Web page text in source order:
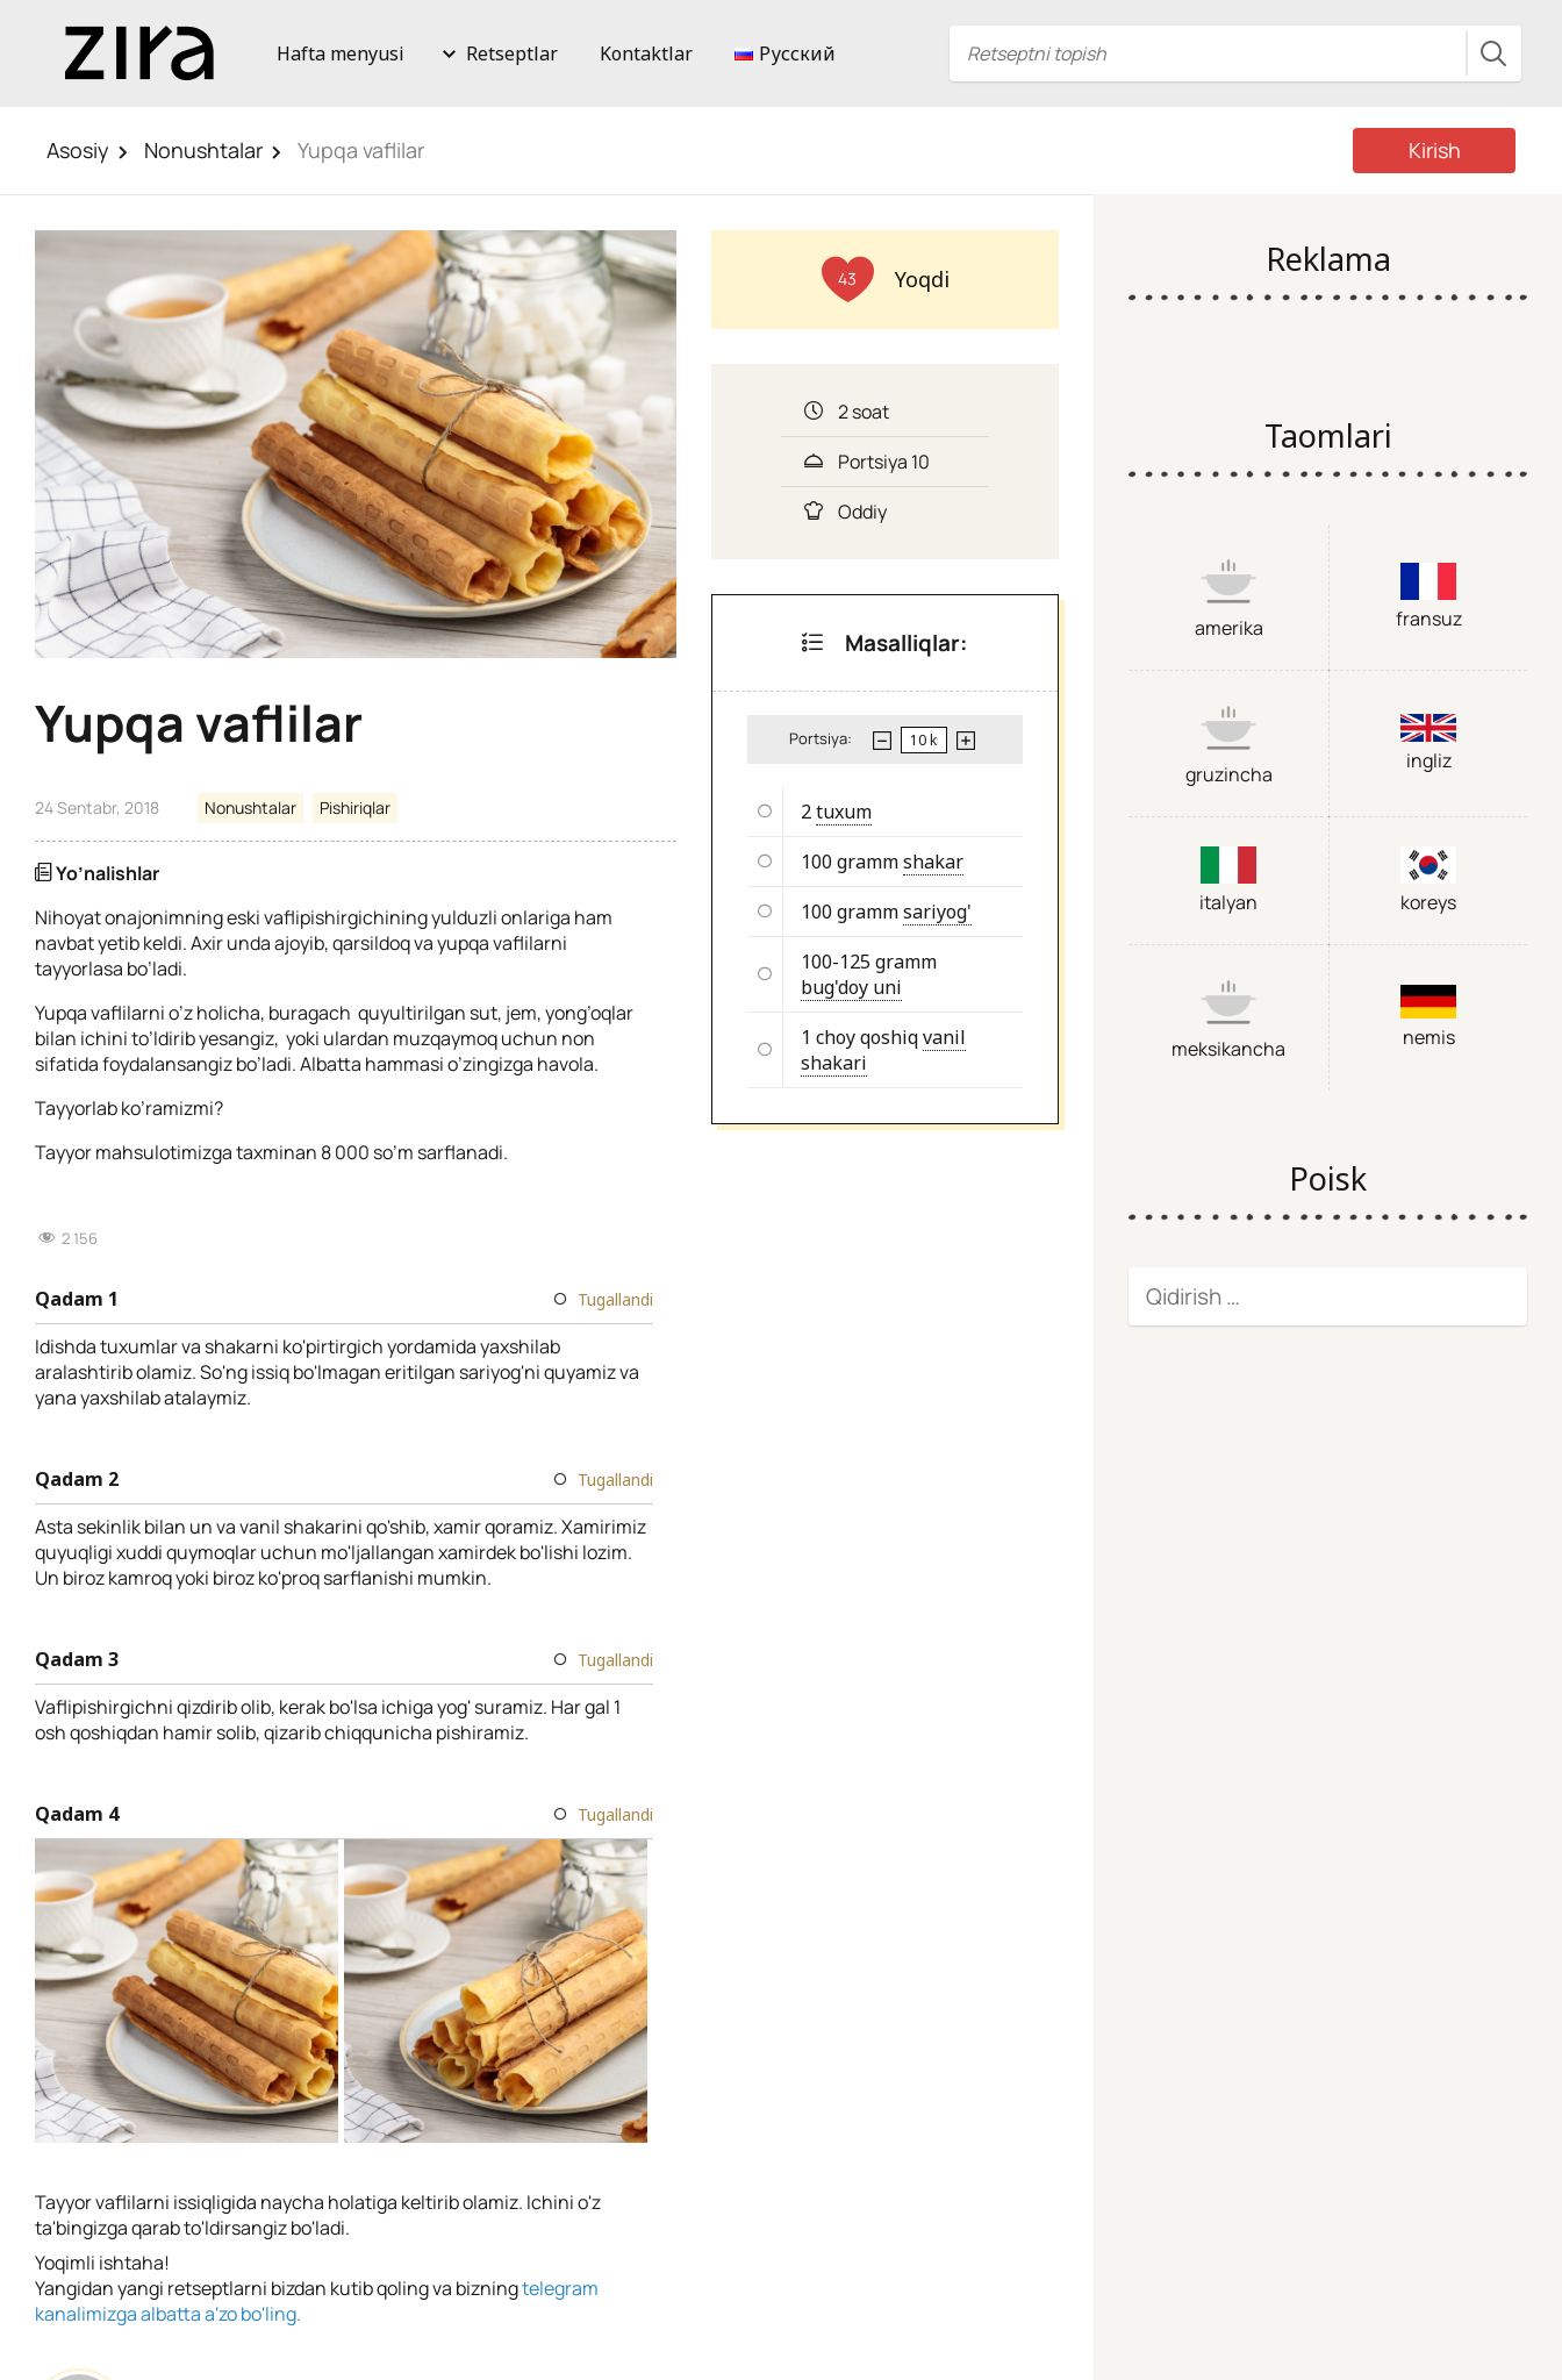
Hafta menyusi Retseptlar Kontaktlar Русский
Asosiy Nonushtalar Yupqa vaflilar Kirish
Yupqa vaflilar
24 Sentabr, 2018 Nonushtalar Pishiriqlar
Yo’nalishlar
Nihoyat onajonimning eski vaflipishirgichining yulduzli onlariga ham
navbat yetib keldi. Axir unda ajoyib, qarsildoq va yupqa vaflilarni
tayyorlasa bo’ladi.
Yupqa vaflilarni o’z holicha, buragach quyultirilgan sut, jem, yong’oqlar
bilan ichini to’ldirib yesangiz, yoki ulardan muzqaymoq uchun non
sifatida foydalansangiz bo’ladi. Albatta hammasi o’zingizga havola.
Tayyorlab ko’ramizmi?
Tayyor mahsulotimizga taxminan 8 000 so’m sarflanadi.
2 156
Qadam 1 Tugallandi
Idishda tuxumlar va shakarni ko'pirtirgich yordamida yaxshilab
aralashtirib olamiz. So'ng issiq bo'lmagan eritilgan sariyog'ni quyamiz va
yana yaxshilab atalaymiz.
Qadam 2 Tugallandi
Asta sekinlik bilan un va vanil shakarini qo'shib, xamir qoramiz. Xamirimiz
quyuqligi xuddi quymoqlar uchun mo'ljallangan xamirdek bo'lishi lozim.
Un biroz kamroq yoki biroz ko'proq sarflanishi mumkin.
Qadam 3 Tugallandi
Vaflipishirgichni qizdirib olib, kerak bo'lsa ichiga yog' suramiz. Har gal 1
osh qoshiqdan hamir solib, qizarib chiqqunicha pishiramiz.
Qadam 4 Tugallandi
Tayyor vaflilarni issiqligida naycha holatiga keltirib olamiz. Ichini o'z
ta'bingizga qarab to'ldirsangiz bo'ladi.
Yoqimli ishtaha!
Yangidan yangi retseptlarni bizdan kutib qoling va bizningtelegram
kanalimizga albatta a'zo bo'ling.
43 Yoqdi
2 soat
Portsiya 10
Oddiy
Masalliqlar:
Portsiya:
2tuxum
100 grammshakar
100 grammsariyog'
100-125 gramm
bug'doy uni
1 choy qoshiqvanil
shakari
Reklama
Taomlari
amerika fransuz
gruzincha
ingliz
italyan koreys
meksikancha nemis
Poisk